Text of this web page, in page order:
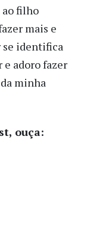
ao filho
mais e
se identifica
e adoro fazer
minha
ouça: